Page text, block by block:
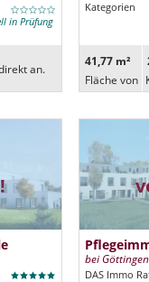
in Prüfung
an.
Kategorien
41,77 m²
Fläche von
bei Göttingen
DAS Immo